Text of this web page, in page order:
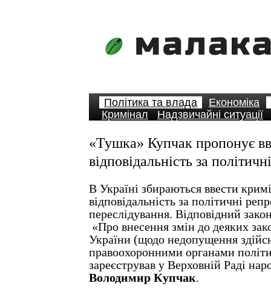
Політика та влада
Економіка
Кримінал
Надзвичайні ситуації
«Тушка» Купчак пропонує
відповідальність за
В Україні збираються ввести
відповідальність за політичні
переслідування. Відповідний
«Про внесення змін до деяких
України (щодо недопущення
правоохоронними органами
зареєстрував у Верховній Раді
Володимир Купчак.